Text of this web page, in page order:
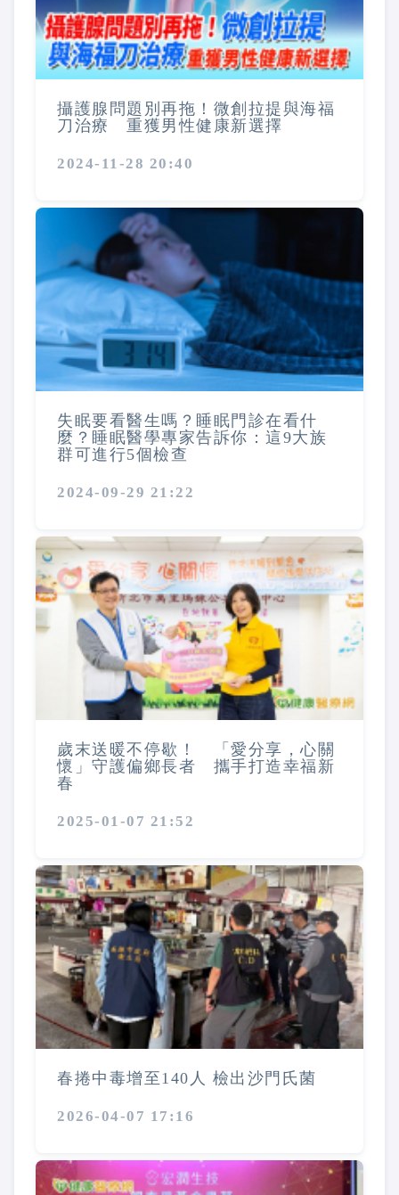
攝護腺問題別再拖！微創拉提與海福
刀治療 重獲男性健康新選擇
2024-11-28 20:40
失眠要看醫生嗎？睡眠門診在看什
麼？睡眠醫學專家告訴你：這9大族
群可進行5個檢查
2024-09-29 21:22
歲末送暖不停歇！ 「愛分享，心關
懷」守護偏鄉長者 攜手打造幸福新
春
2025-01-07 21:52
春捲中毒增至140人 檢出沙門氏菌
2026-04-07 17:16